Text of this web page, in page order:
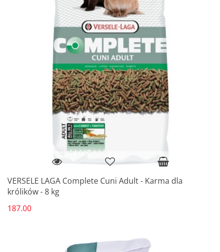
VERSELE LAGA Complete Cuni Adult - Karma dla
królików - 8 kg
187.00